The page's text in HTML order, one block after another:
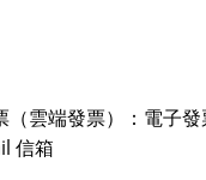
（雲端發票）：​電子
信箱